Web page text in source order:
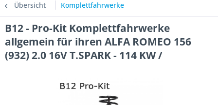
Übersicht Komplettfahrwerke
B12 - Pro-Kit Komplettfahrwerke
allgemein für ihren ALFA ROMEO 156
(932) 2.0 16V T.SPARK - 114 KW /